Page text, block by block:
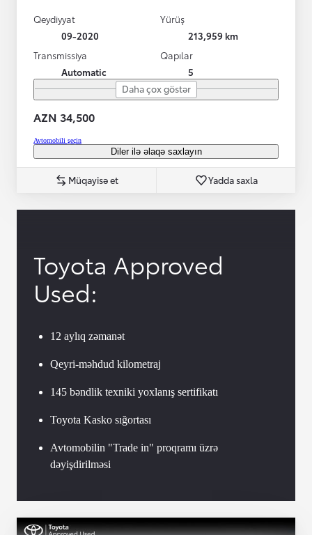
Qeydiyyat
09-2020
Yürüş
213,959 km
Transmissiya
Automatic
Qapılar
5
Daha çox göstər
AZN 34,500
Avtomobili şeçin
Diler ilə əlaqə saxlayın
Müqayisə et Yadda saxla
Toyota Approved
Used:
12 aylıq zəmanət
Qeyri-məhdud kilometraj
145 bəndlik texniki yoxlanış sertifikatı
Toyota Kasko sığortası
Avtomobilin "Trade in" proqramı üzrə
dəyişdirilməsi